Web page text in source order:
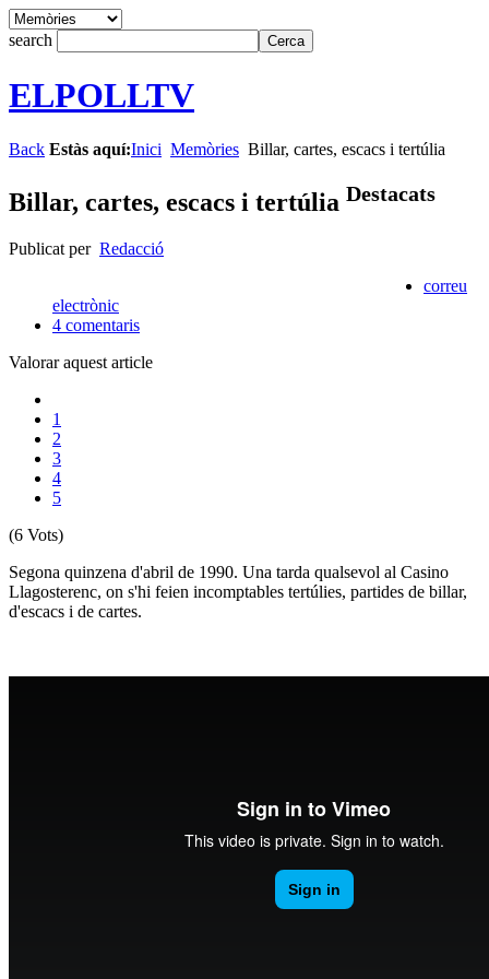
search
ELPOLLTV
Back Estàs aquí:Inici Memòries Billar, cartes, escacs i tertúlia
Billar, cartes, escacs i tertúlia Destacats
Publicat per Redacció
correu
electrònic
4 comentaris
Valorar aquest article
1
2
3
4
5
(6 Vots)
Segona quinzena d'abril de 1990. Una tarda qualsevol al Casino
Llagosterenc, on s'hi feien incomptables tertúlies, partides de billar,
d'escacs i de cartes.